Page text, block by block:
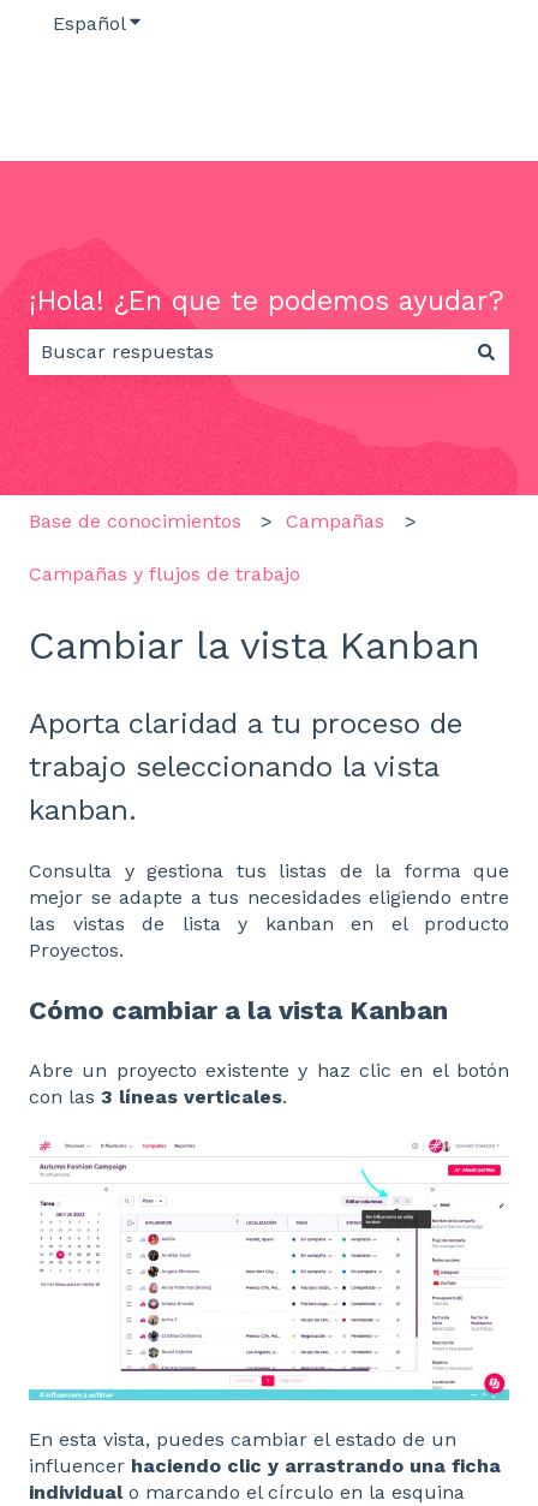
EspañolTraducciones de Mostrar submenú de
¡Hola! ¿En que te podemos ayudar?
No hay sugerencias porque el campo de búsqueda
Base de conocimientos Campañas
Campañas y flujos de trabajo
Cambiar la vista Kanban
Aporta claridad a tu proceso de
trabajo seleccionando la vista
kanban.
Consulta y gestiona tus listas de la forma que
mejor se adapte a tus necesidades eligiendo entre
las vistas de lista y kanban en el producto
Proyectos.
Cómo cambiar a la vista Kanban
Abre un proyecto existente y haz clic en el botón
con las 3 líneas verticales.
En esta vista, puedes cambiar el estado de un
influencer haciendo clic y arrastrando una ficha
individual o marcando el círculo en la esquina